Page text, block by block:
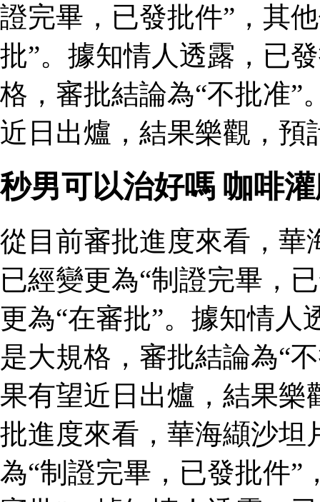
證完畢，已發批件”，其
批”。據知情人透露，已
格，審批結論為“不批准”
近日出爐，結果樂觀，預
秒男可以治好嗎 咖啡
從目前審批進度來看，華
已經變更為“制證完畢，
更為“在審批”。據知情
是大規格，審批結論為“
果有望近日出爐，結果樂
批進度來看，華海纈沙坦
為“制證完畢，已發批件”